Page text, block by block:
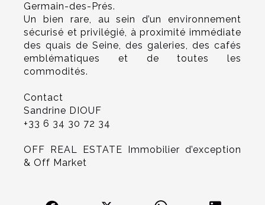
Germain-des-Prés.
Un bien rare, au sein d’un environnement
sécurisé et privilégié, à proximité immédiate
des quais de Seine, des galeries, des cafés
emblématiques et de toutes les
commodités.
Contact
Sandrine DIOUF
+33 6 34 30 72 34
OFF REAL ESTATE Immobilier d’exception
& Off Market